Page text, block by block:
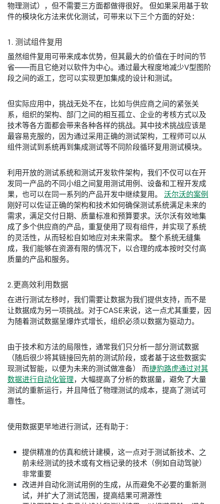
物理测试），但不需要三方面都做得很好。 但如果采用基于软
件的模块化方法来优化测试，可带来以下三个方面的好处：
1. 测试组件复用
虽然组件复用可带来成本优势，但其最大的价值在于时间的节
省——而且它绝对以软件为中心。通过最大程度地减少V型图阶
段之间的返工，您可以实现更加集成的设计和测试。
但实际应用中，挑战无处不在，比如与供应商之间的紧张关
系，组织的架构、部门之间的相互孤立、企业的考核方式以及
技术等各方面都会带来各种各样的挑战。其中技术挑战应该是
最容易克服的，因为通过采用正确的测试架构，工程师可以从
组件测试到系统再到集成测试等不同阶段循环复用测试模块。
利用开放的测试系统和测试开发软件架构，我们不仅可以在开
发同一产品的不同小组之间复用测试用例、设备和工程开发成
果，也可以在同一系列的产品开发中继续复用。 沃尔沃的案例
刚好可以佐证正确的架构和技术如何确保测试系统满足未来的
需求，满足交付日期、质量标准和预算要求。沃尔沃有效地集
成了多个供应商的产品，重复使用了现有组件，并实现了系统
的灵活性，从而轻松自如地应对未来需求。 整个系统无缝集
成，我们能够在资源有限的情况下，以合理的成本按时交付高
质量的产品和服务。
2.更高效利用数据
在进行测试左移时，我们需要让数据为我们提供支持，而不是
让数据成为另一项挑战。对于CASE来说，这一点尤其重要，因
为随着测试数据呈爆炸式增长，组织必须以数据为驱动力。
由于技术和方法的局限性，通常我们只分析一部分测试数据
（随后很少将其链接回先前的测试阶段，或者基于这些数据实
现测试智能，以便为未来的测试做准备） 而捷豹路虎通过对其
数据进行自动化管理，大幅提高了分析的数据量，避免了大量
测试的重新运行，并且降低了物理测试的成本，提高了测试可
靠性。
使用数据更早地进行测试，还有助于：
提供精准的仿真和统计建模，这一点对于测试新技术、之
前未经测试的技术或有文档记录的技术（例如自动驾驶）
非常重要
改进并自动化测试用例的生成，从而避免不必要的重新测
试，并扩大了测试范围，提高结果可溯源性